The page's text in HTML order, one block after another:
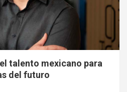
talento mexicano para
del futuro